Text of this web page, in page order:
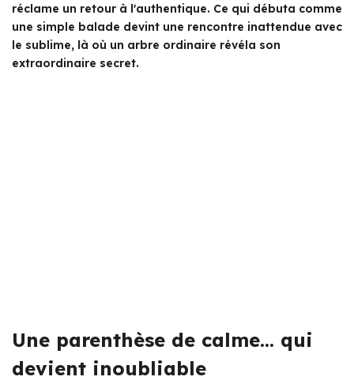
réclame un retour à l'authentique. Ce qui débuta comme
une simple balade devint une rencontre inattendue avec
le sublime, là où un arbre ordinaire révéla son
extraordinaire secret.
Une parenthèse de calme… qui
devient inoubliable